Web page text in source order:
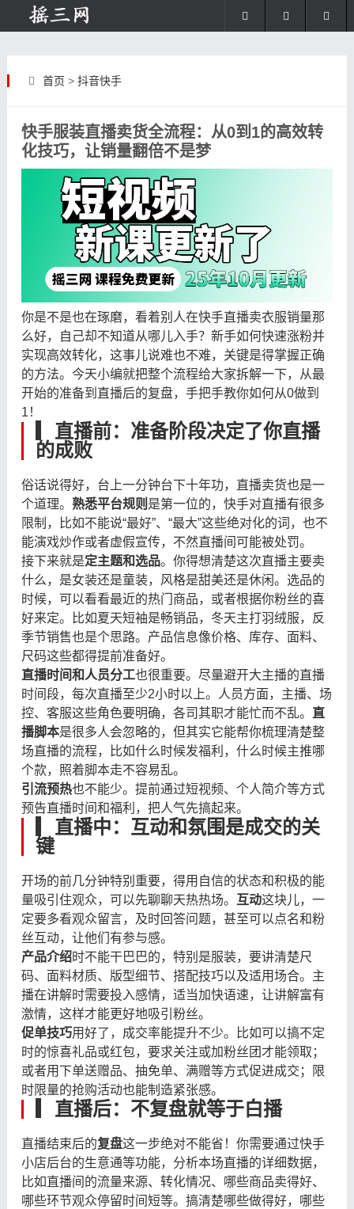
首页 > 抖音快手
快手服装直播卖货全流程：从0到1的高效转
化技巧，让销量翻倍不是梦
你是不是也在琢磨，看着别人在快手直播卖衣服销量那
么好，自己却不知道从哪儿入手？新手如何快速涨粉并
实现高效转化，这事儿说难也不难，关键是得掌握正确
的方法。今天小编就把整个流程给大家拆解一下，从最
开始的准备到直播后的复盘，手把手教你如何从0做到
1！
直播前：准备阶段决定了你直播
的成败
俗话说得好，台上一分钟台下十年功，直播卖货也是一
个道理。 熟悉平台规则 是第一位的，快手对直播有很多
限制，比如不能说“最好”、“最大”这些绝对化的词，也不
能演戏炒作或者虚假宣传，不然直播间可能被处罚。
接下来就是定主题和选品。你得想清楚这次直播主要卖
什么，是女装还是童装，风格是甜美还是休闲。选品的
时候，可以看看最近的热门商品，或者根据你粉丝的喜
好来定。比如夏天短袖是畅销品，冬天主打羽绒服，反
季节销售也是个思路。产品信息像价格、库存、面料、
尺码这些都得提前准备好。
直播时间和人员分工也很重要。尽量避开大主播的直播
时间段，每次直播至少2小时以上。人员方面，主播、场
控、客服这些角色要明确，各司其职才能忙而不乱。 直
播脚本是很多人会忽略的，但其实它能帮你梳理清楚整
场直播的流程，比如什么时候发福利，什么时候主推哪
个款，照着脚本走不容易乱。
引流预热也不能少。提前通过短视频、个人简介等方式
预告直播时间和福利，把人气先搞起来。
直播中：互动和氛围是成交的关
键
开场的前几分钟特别重要，得用自信的状态和积极的能
量吸引住观众，可以先聊聊天热热场。
互动这块儿，一
定要多看观众留言，及时回答问题，甚至可以点名和粉
丝互动，让他们有参与感。
产品介绍时不能干巴巴的，特别是服装，要讲清楚尺
码、面料材质、版型细节、搭配技巧以及适用场合。主
播在讲解时需要投入感情，适当加快语速，让讲解富有
激情，这样才能更好地吸引粉丝。
促单技巧用好了，成交率能提升不少。比如可以搞不定
时的惊喜礼品或红包，要求关注或加粉丝团才能领取；
或者用下单送赠品、抽免单、满赠等方式促进成交；限
时限量的抢购活动也能制造紧张感。
直播后：不复盘就等于白播
直播结束后的复盘这一步绝对不能省！你需要通过快手
小店后台的生意通等功能，分析本场直播的详细数据，
比如直播间的流量来源、转化情况、哪些商品卖得好、
哪些环节观众停留时间短等。搞清楚哪些做得好，哪些